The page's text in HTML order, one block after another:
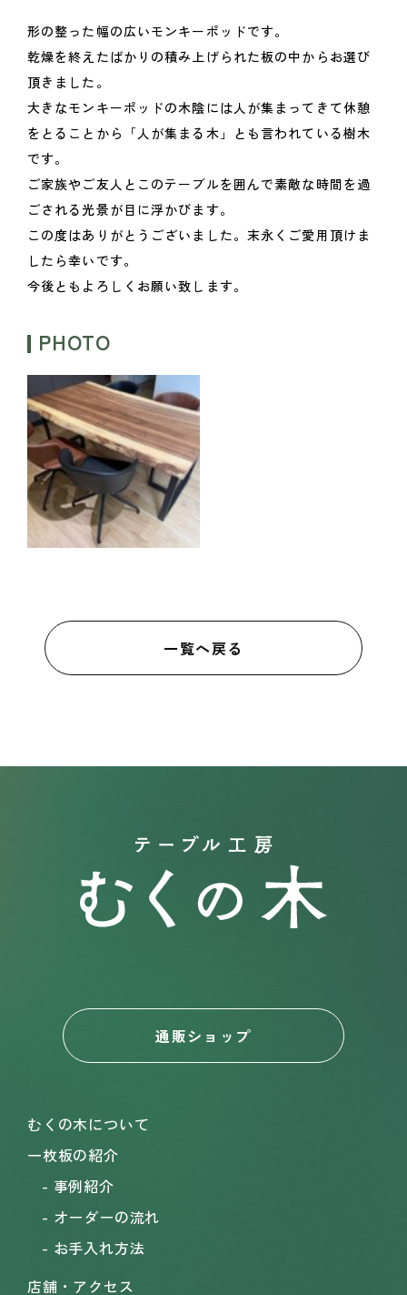
形の整った幅の広いモンキーポッドです。
乾燥を終えたばかりの積み上げられた板の中からお選び
頂きました。
大きなモンキーポッドの木陰には人が集まってきて休憩
をとることから「人が集まる木」とも言われている樹木
です。
ご家族やご友人とこのテーブルを囲んで素敵な時間を過
ごされる光景が目に浮かびます。
この度はありがとうございました。末永くご愛用頂けま
したら幸いです。
今後ともよろしくお願い致します。
PHOTO
一覧へ戻る
通販ショップ
むくの木について
一枚板の紹介
事例紹介
オーダーの流れ
お手入れ方法
店舗・アクセス